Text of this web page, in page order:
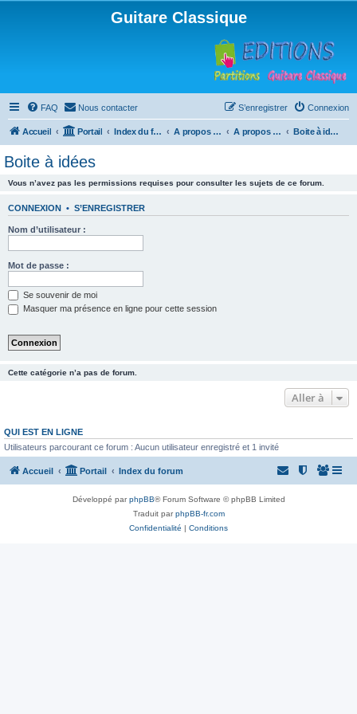
Guitare Classique
FAQ Nous contacter Connexion
S’enregistrer
Accueil Portail Index du forum A propos du forum A propos du forum Boite à idées
Boite à idées
Vous n’avez pas les permissions requises pour consulter les sujets de ce forum.
CONNEXION • S’ENREGISTRER
Nom d’utilisateur :
Mot de passe :
Se souvenir de moi
Masquer ma présence en ligne pour cette session
Cette catégorie n’a pas de forum.
Aller à
QUI EST EN LIGNE
Utilisateurs parcourant ce forum : Aucun utilisateur enregistré et 1 invité
Accueil Portail Index du forum
Développé parphpBB® Forum Software © phpBB Limited
Traduit parphpBB-fr.com
Confidentialité | Conditions